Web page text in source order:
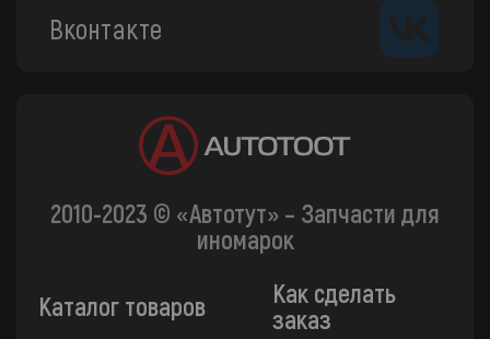
Вконтакте
2010-2023 © «Автотут» – Запчасти для
иномарок
Каталог товаров
Как сделать
заказ